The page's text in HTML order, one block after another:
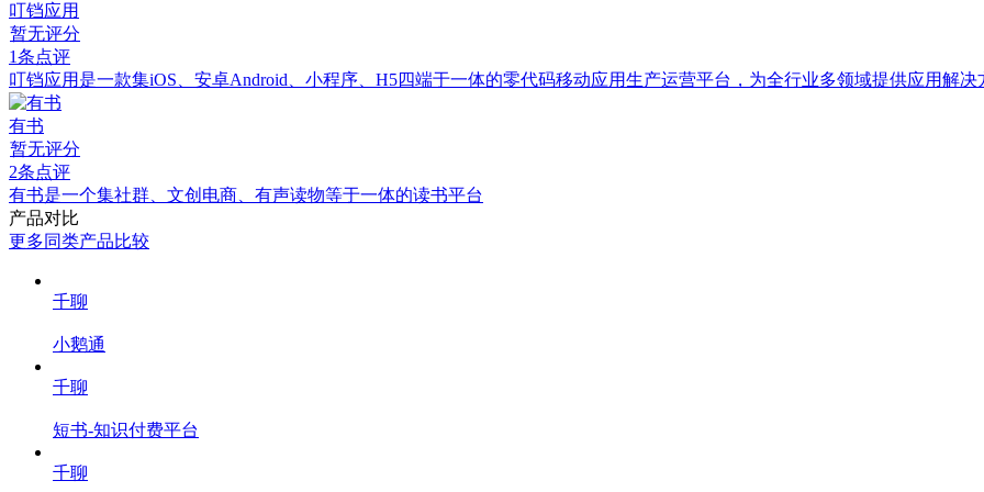
叮铛应用
暂无评分
1条点评
叮铛应用是一款集iOS、安卓Android、小程序、H5四端于一体的零代码移动应用生产运营平台，为全行业多领域提供应用解决
有书
暂无评分
2条点评
有书是一个集社群、文创电商、有声读物等于一体的读书平台
产品对比
更多同类产品比较
千聊
小鹅通
千聊
短书-知识付费平台
千聊